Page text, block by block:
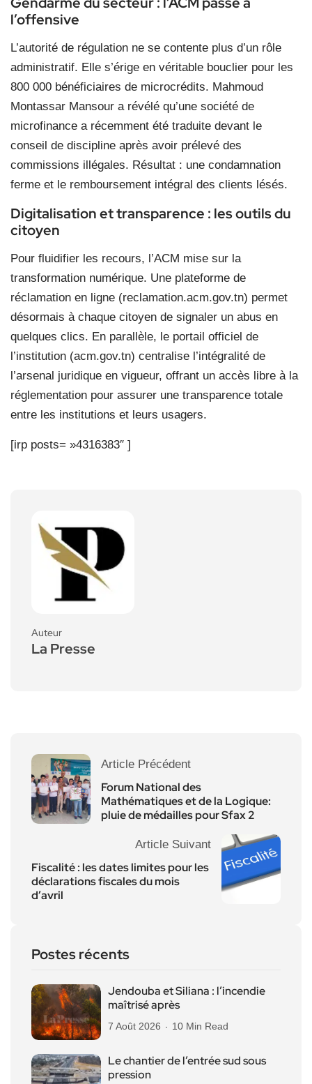
l’offensive
L’autorité de régulation ne se contente plus d’un rôle
administratif. Elle s’érige en véritable bouclier pour les
800 000 bénéficiaires de microcrédits. Mahmoud
Montassar Mansour a révélé qu’une société de
microfinance a récemment été traduite devant le
conseil de discipline après avoir prélevé des
commissions illégales. Résultat : une condamnation
ferme et le remboursement intégral des clients lésés.
Digitalisation et transparence : les outils du
citoyen
Pour fluidifier les recours, l’ACM mise sur la
transformation numérique. Une plateforme de
réclamation en ligne (reclamation.acm.gov.tn) permet
désormais à chaque citoyen de signaler un abus en
quelques clics. En parallèle, le portail officiel de
l’institution (acm.gov.tn) centralise l’intégralité de
l’arsenal juridique en vigueur, offrant un accès libre à la
réglementation pour assurer une transparence totale
entre les institutions et leurs usagers.
[irp posts= »4316383″ ]
Auteur
La Presse
Article Précédent
Forum National des
Mathématiques et de la Logique:
pluie de médailles pour Sfax 2
Article Suivant
Fiscalité : les dates limites pour les
déclarations fiscales du mois
d’avril
Postes récents
Jendouba et Siliana : l’incendie
maîtrisé après
7 Août 2026 10 Min Read
Le chantier de l’entrée sud sous
pression